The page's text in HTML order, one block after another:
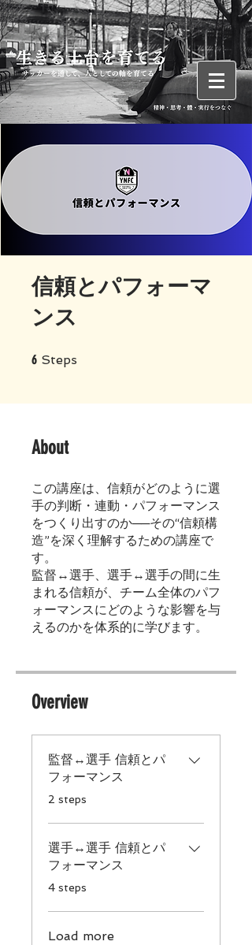
信頼とパフォーマ
ンス
6 Steps
About
この講座は、信頼がどのように選
手の判断・連動・パフォーマンス
をつくり出すのか──その“信頼構
造”を深く理解するための講座で
す。
監督↔︎選手、選手↔︎選手の間に生
まれる信頼が、チーム全体のパフ
ォーマンスにどのような影響を与
えるのかを体系的に学びます。
Overview
監督↔︎選手 信頼とパ
フォーマンス
.2 steps
選手↔︎選手 信頼とパ
フォーマンス
.
4 steps
Load more